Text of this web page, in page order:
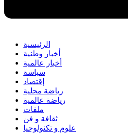
الرئيسية
أخبار وطنية
أخبار عالمية
سياسة
إقتصاد
رياضة محلية
رياضة عالمية
ملفات
ثقافة و فن
علوم و تكنولوجيا